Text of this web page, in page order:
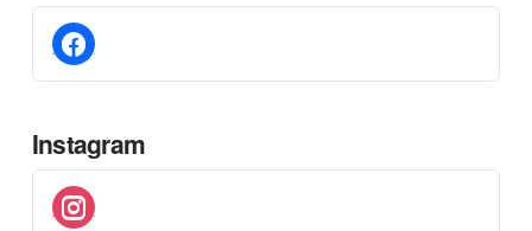
facebook
Instagram
instagram